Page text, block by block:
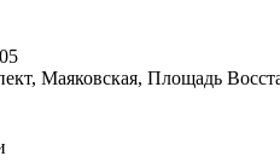
Маяковская, Площадь